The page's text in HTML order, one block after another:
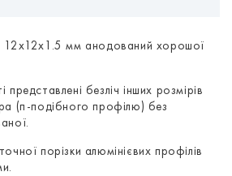
12х12х1.5 мм анодований хорошої
безліч інших розмірів
(п-подібного профілю) без
порізки алюмінієвих профілів